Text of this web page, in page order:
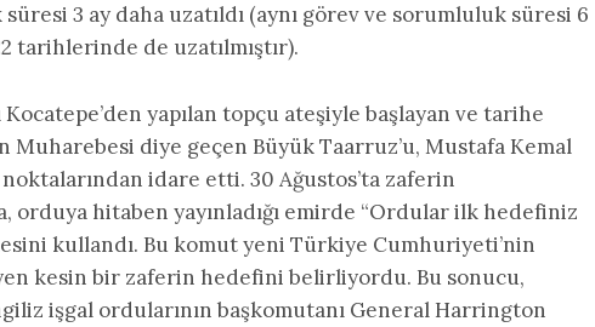
süresi 3 ay daha uzatıldı (aynı görev ve sorumluluk süresi 6
tarihlerinde de uzatılmıştır).
Kocatepe’den yapılan topçu ateşiyle başlayan ve tarihe
Muharebesi diye geçen Büyük Taarruz’u, Mustafa Kemal
idare etti. 30 Ağustos’ta zaferin
orduya hitaben yayınladığı emirde “Ordular ilk hedefiniz
kullandı. Bu komut yeni Türkiye Cumhuriyeti’nin
kesin bir zaferin hedefini belirliyordu. Bu sonucu,
işgal ordularının başkomutanı General Harrington